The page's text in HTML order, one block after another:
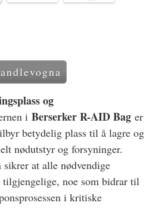
og
i Berserker R-AID Bag er
betydelig plass til å lagre og
nødutstyr og forsyninger.
at alle nødvendige
tilgjengelige, noe som bidrar til
i kritiske